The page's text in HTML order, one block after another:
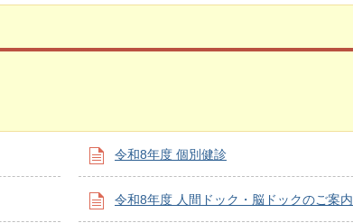
令和8年度 個別健診
令和8年度 人間ドック・脳ドックのご案内